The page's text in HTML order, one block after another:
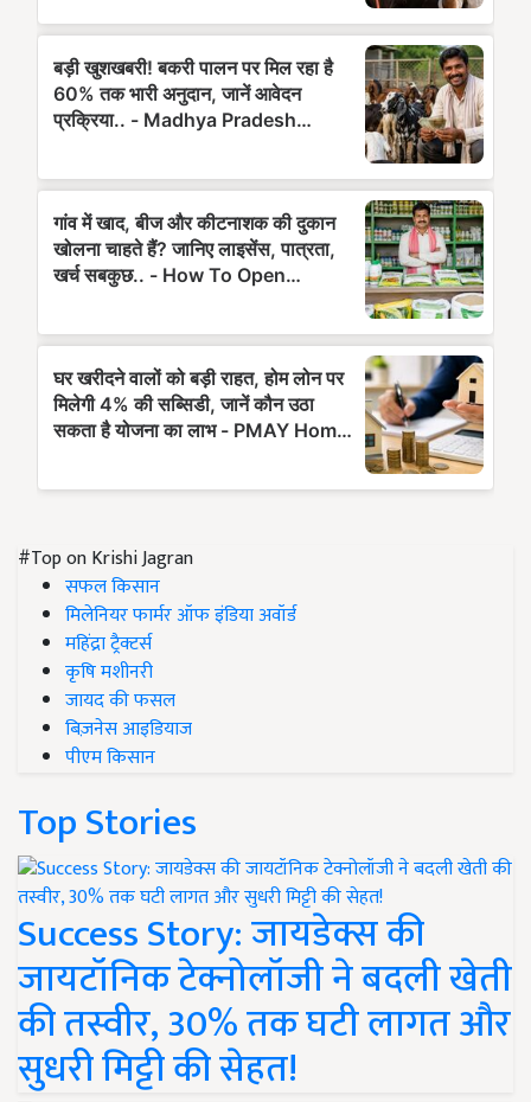
#Top on Krishi Jagran
सफल किसान
मिलेनियर फार्मर ऑफ इंडिया अवॉर्ड
महिंद्रा ट्रैक्टर्स
कृषि मशीनरी
जायद की फसल
बिज़नेस आइडियाज
पीएम किसान
Top Stories
Success Story: जायडेक्स की
जायटॉनिक टेक्नोलॉजी ने बदली खेती
की तस्वीर, 30% तक घटी लागत और
सुधरी मिट्टी की सेहत!